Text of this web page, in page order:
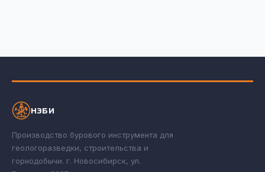
НЗБИ
Производство бурового инструмента для
геологоразведки, строительства и
горнодобычи. г. Новосибирск, ул.